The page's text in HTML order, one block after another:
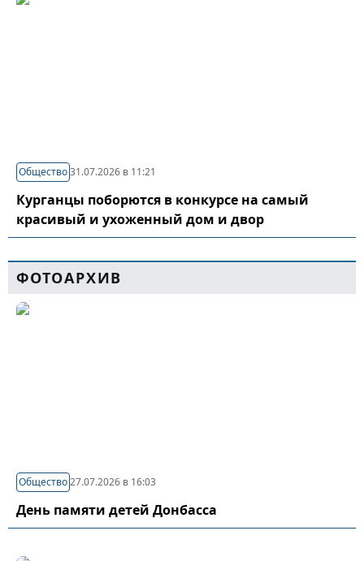
Общество31.07.2026 в 11:21
Курганцы поборются в конкурсе на самый
красивый и ухоженный дом и двор
ФОТОАРХИВ
Общество27.07.2026 в 16:03
День памяти детей Донбасса